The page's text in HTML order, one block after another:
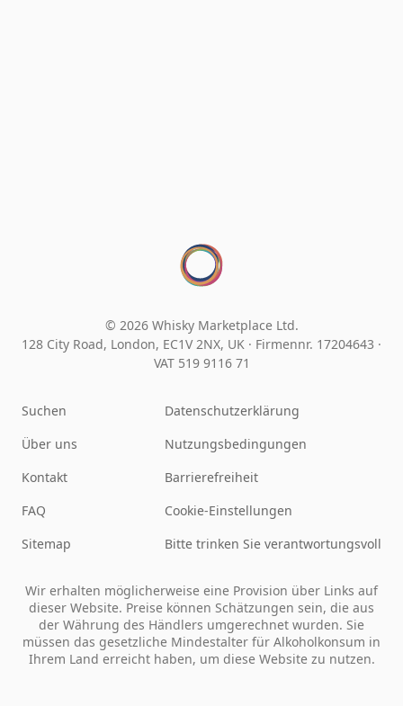
© 2026 Whisky Marketplace Ltd.
128 City Road, London, EC1V 2NX, UK · Firmennr. 17204643 ·
VAT 519 9116 71
Suchen
Über uns
Kontakt
FAQ
Sitemap
Datenschutzerklärung
Nutzungsbedingungen
Barrierefreiheit
Cookie-Einstellungen
Bitte trinken Sie verantwortungsvoll
Wir erhalten möglicherweise eine Provision über Links auf
dieser Website. Preise können Schätzungen sein, die aus
der Währung des Händlers umgerechnet wurden. Sie
müssen das gesetzliche Mindestalter für Alkoholkonsum in
Ihrem Land erreicht haben, um diese Website zu nutzen.